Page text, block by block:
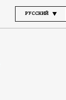
РУССКИЙ